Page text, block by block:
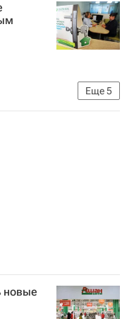
Еще5
ВТБ (банк)
новые